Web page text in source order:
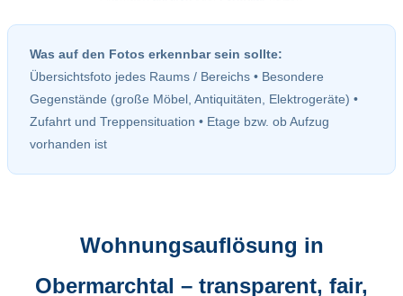
Was auf den Fotos erkennbar sein sollte:
Übersichtsfoto jedes Raums / Bereichs • Besondere
Gegenstände (große Möbel, Antiquitäten, Elektrogeräte) •
Zufahrt und Treppensituation • Etage bzw. ob Aufzug
vorhanden ist
Wohnungsauflösung in
Obermarchtal – transparent, fair,